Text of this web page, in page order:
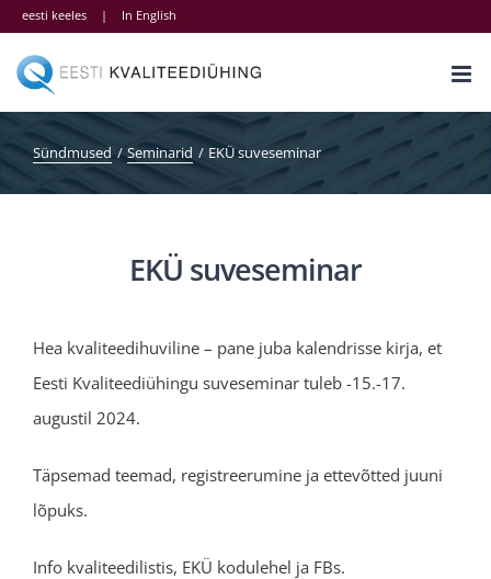
Skip
content
eesti keeles | In English
Sündmused Seminarid EKÜ suveseminar
EKÜ suveseminar
Hea kvaliteedihuviline – pane juba kalendrisse kirja, et
Eesti Kvaliteediühingu suveseminar tuleb -15.-17.
augustil 2024.
Täpsemad teemad, registreerumine ja ettevõtted juuni
lõpuks.
Info kvaliteedilistis, EKÜ kodulehel ja FBs.